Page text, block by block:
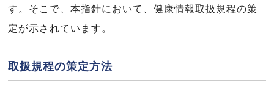
す。そこで、本指針において、健康情報取扱規程の策
定が示されています。
取扱規程の策定方法